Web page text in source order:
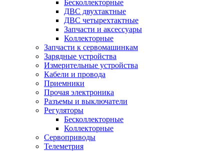
Бесколлекторные
ДВС двухтактные
ДВС четырехтактные
Запчасти и аксессуары
Коллекторные
Запчасти к сервомашинкам
Зарядные устройства
Измерительные устройства
Кабели и провода
Приемники
Прочая электроника
Разъемы и выключатели
Регуляторы
Бесколлекторные
Коллекторные
Сервоприводы
Телеметрия